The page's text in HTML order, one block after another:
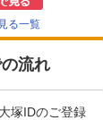
る一覧
流れ
塚IDのご登録